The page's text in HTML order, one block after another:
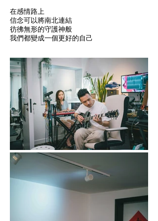
在感情路上
信念可以將南北連結
彷彿無形的守護神般
我們都變成一個更好的自己